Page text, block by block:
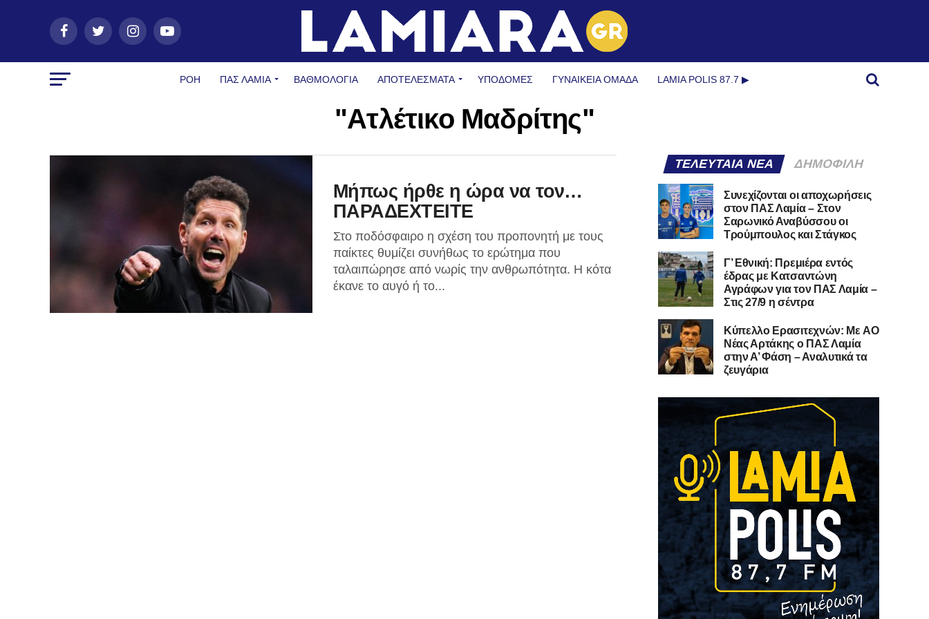
ΡΟΗ ΠΑΣ ΛΑΜΊΑ ΒΑΘΜΟΛΟΓΙΑ ΑΠΟΤΕΛΕΣΜΑΤΑ ΥΠΟΔΟΜΈΣ ΓΥΝΑΙΚΕΊΑ ΟΜΆΔΑ LAMIA POLIS 87.7 ▶︎
"Ατλέτικο Μαδρίτης"
Μήπως ήρθε η ώρα να τον…
ΠΑΡΑΔΕΧΤΕΙΤΕ
Στο ποδόσφαιρο η σχέση του προπονητή με τους
παίκτες θυμίζει συνήθως το ερώτημα που
ταλαιπώρησε από νωρίς την ανθρωπότητα. Η κότα
έκανε το αυγό ή το...
ΤΕΛΕΥΤΑΊΑ ΝΈΑ ΔΗΜΟΦΙΛΉ
Συνεχίζονται οι αποχωρήσεις
στον ΠΑΣ Λαμία – Στον
Σαρωνικό Αναβύσσου οι
Τρούμπουλος και Στάγκος
Γ’ Εθνική: Πρεμιέρα εντός
έδρας με Κατσαντώνη
Αγράφων για τον ΠΑΣ Λαμία –
Στις 27/9 η σέντρα
Kύπελλο Ερασιτεχνών: Με AO
Nέας Αρτάκης ο ΠΑΣ Λαμία
στην Α’ Φάση – Αναλυτικά τα
ζευγάρια